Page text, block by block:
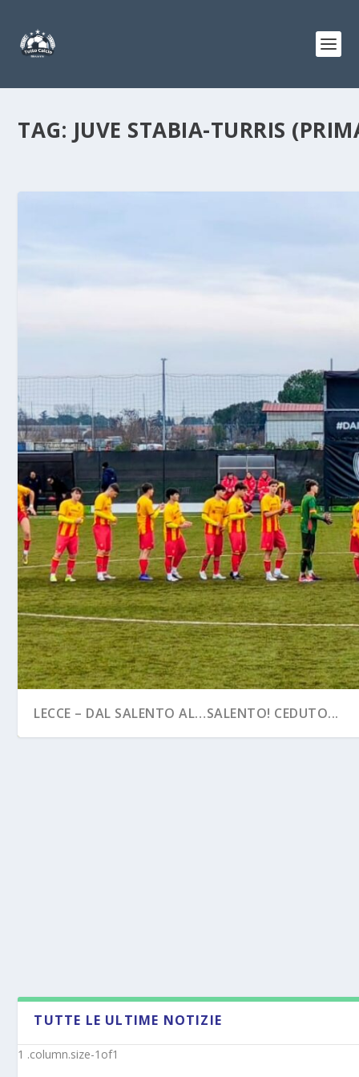
TAG: JUVE STABIA-TURRIS
LECCE – DAL SALENTO AL…SALENTO! CEDUTO...
TUTTE LE ULTIME NOTIZIE